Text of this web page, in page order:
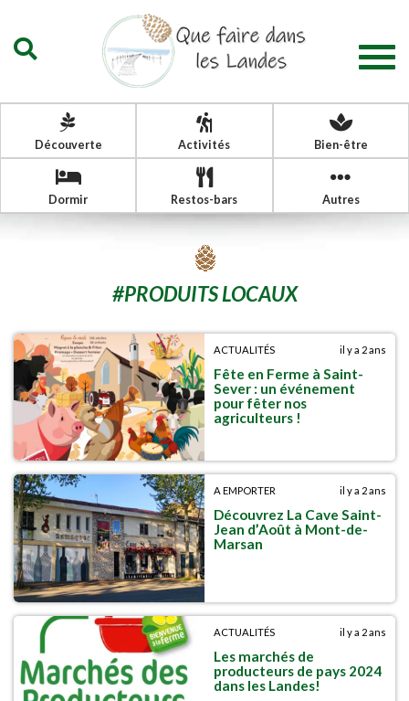
Découverte Activités Bien-être
Dormir Restos-bars Autres
#PRODUITS LOCAUX
ACTUALITÉS il y a 2 ans
Fête en Ferme à Saint-
Sever : un événement
pour fêter nos
agriculteurs !
A EMPORTER il y a 2 ans
Découvrez La Cave Saint-
Jean d’Août à Mont-de-
Marsan
ACTUALITÉS il y a 2 ans
Les marchés de
producteurs de pays 2024
dans les Landes!